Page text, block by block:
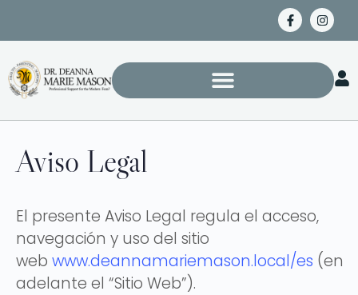
Aviso Legal
El presente Aviso Legal regula el acceso,
navegación y uso del sitio
web www.deannamariemason.local/es (en
adelante el “Sitio Web”).